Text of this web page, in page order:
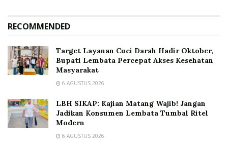
RECOMMENDED
Target Layanan Cuci Darah Hadir Oktober,
Bupati Lembata Percepat Akses Kesehatan
Masyarakat
6 AGUSTUS 2026
LBH SIKAP: Kajian Matang Wajib! Jangan
Jadikan Konsumen Lembata Tumbal Ritel
Modern
6 AGUSTUS 2026